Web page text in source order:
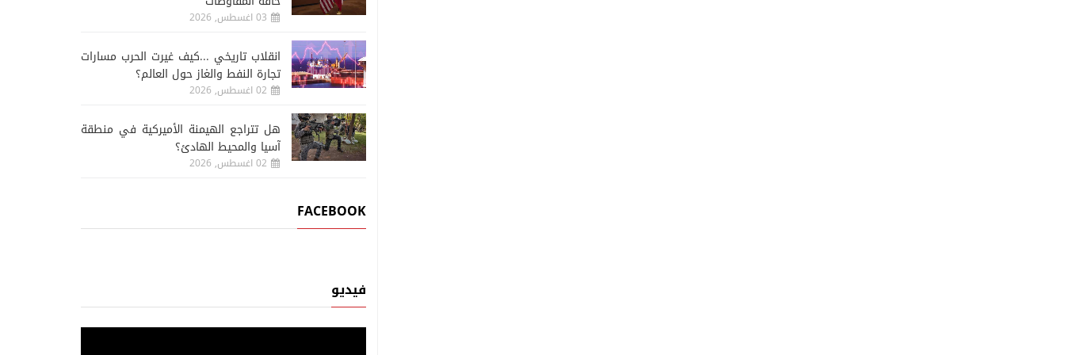
03 اغسطس, 2026
انقلاب تاريخي ...كيف غيرت الحرب مسارات
تجارة النفط والغاز حول العالم؟
02 اغسطس, 2026
هل تتراجع الهيمنة الأميركية في منطقة
آسيا والمحيط الهادئ؟
02 اغسطس, 2026
FACEBOOK
فيديو